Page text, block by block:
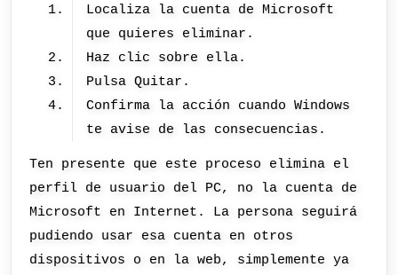
Localiza la cuenta de Microsoft
que quieres eliminar.
Haz clic sobre ella.
Pulsa Quitar.
Confirma la acción cuando Windows
te avise de las consecuencias.
Ten presente que este proceso elimina el
perfil de usuario del PC, no la cuenta de
Microsoft en Internet. La persona seguirá
pudiendo usar esa cuenta en otros
dispositivos o en la web, simplemente ya